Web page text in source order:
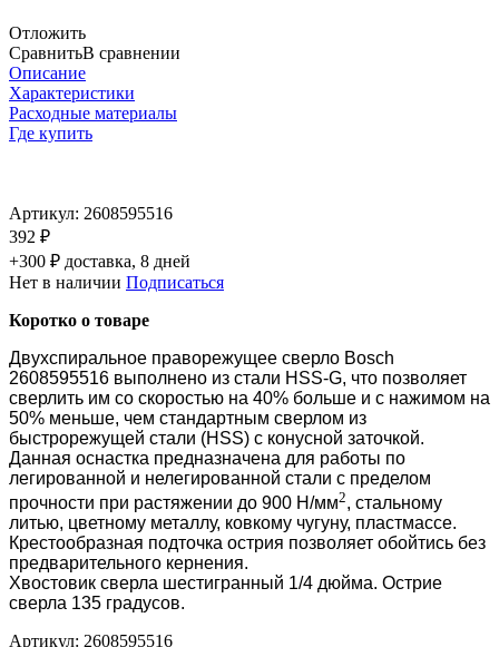
Отложить
СравнитьВ сравнении
Описание
Характеристики
Расходные материалы
Где купить
Артикул: 2608595516
392 ₽
+300 ₽ доставка, 8 дней
Нет в наличии Подписаться
Коротко о товаре
Двухспиральное праворежущее сверло Bosch
2608595516 выполнено из стали HSS-G, что позволяет
сверлить им со скоростью на 40% больше и с нажимом на
50% меньше, чем стандартным сверлом из
быстрорежущей стали (HSS) с конусной заточкой.
Данная оснастка предназначена для работы по
легированной и нелегированной стали с пределом
прочности при растяжении до 900 Н/мм2, стальному
литью, цветному металлу, ковкому чугуну, пластмассе.
Крестообразная подточка острия позволяет обойтись без
предварительного кернения.
Хвостовик сверла шестигранный 1/4 дюйма. Острие
сверла 135 градусов.
Артикул: 2608595516